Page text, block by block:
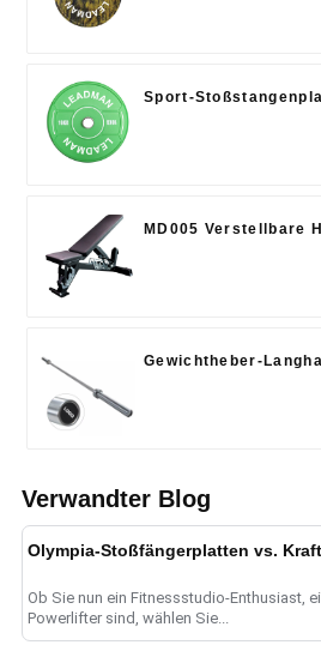
Sport-
MD005 Verstellbare
Gewichtheber-
Verwandter Blog
Ob Sie nun ein Fitnessstudio-Enthusiast,
Powerlifter sind, wählen Sie...